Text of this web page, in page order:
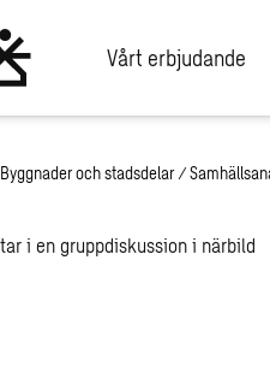
Vårt erbjudande
Byggnader och stadsdelar /